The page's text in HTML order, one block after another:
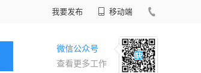
我要发布 移动端
微信公众号
查看更多工作